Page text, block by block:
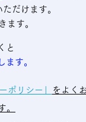
だけます。
ます。
と
ます。
ポリシー」
をよく
。